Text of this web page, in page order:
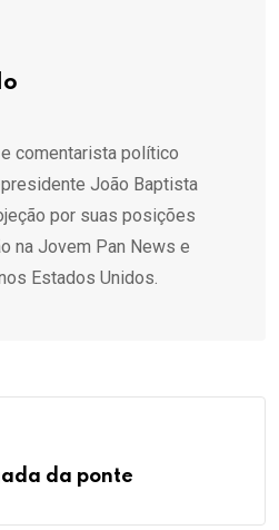
comentarista político
João Baptista
por suas posições
na Jovem Pan News e
Estados Unidos.
da ponte